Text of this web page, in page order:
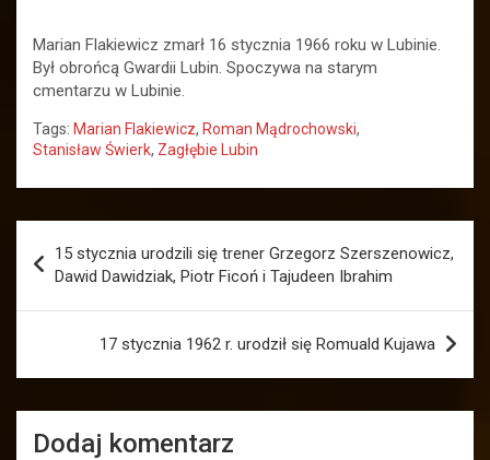
Marian Flakiewicz zmarł 16 stycznia 1966 roku w Lubinie.
Był obrońcą Gwardii Lubin. Spoczywa na starym
cmentarzu w Lubinie.
Tags: Marian Flakiewicz, Roman Mądrochowski,
Stanisław Świerk, Zagłębie Lubin
wpisu
15 stycznia urodzili się trener Grzegorz Szerszenowicz,
Dawid Dawidziak, Piotr Ficoń i Tajudeen Ibrahim
17 stycznia 1962 r. urodził się Romuald Kujawa
Dodaj komentarz